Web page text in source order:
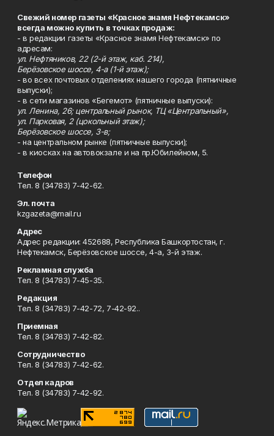
Свежий номер газеты «Красное знамя Нефтекамск»
всегда можно купить в точках продаж:
- в редакции газеты «Красное знамя Нефтекамск» по
адресам:
ул. Нефтяников, 22 (2-й этаж, каб. 214),
Берёзовское шоссе, 4-а (1-й этаж);
- во всех почтовых отделениях нашего города (пятничные
выпуски);
- в сети магазинов «Бегемот» (пятничные выпуски):
ул. Ленина, 26; центральный рынок, ТЦ «Центральный»,
ул. Парковая, 2 (цокольный этаж);
Берёзовское шоссе, 3-в;
- на центральном рынке (пятничные выпуски);
- в киосках на автовокзале и на пр.Юбилейном, 5.
Телефон
Тел. 8 (34783) 7-42-62.
Эл. почта
kzgazeta@mail.ru
Адрес
Адрес редакции: 452688, Республика Башкортостан, г.
Нефтекамск, Берёзовское шоссе, 4-а, 3-й этаж.
Рекламная служба
Тел. 8 (34783) 7-45-35.
Редакция
Тел. 8 (34783) 7-42-72, 7-42-92..
Приемная
Тел. 8 (34783) 7-42-82.
Сотрудничество
Тел. 8 (34783) 7-42-62.
Отдел кадров
Тел. 8 (34783) 7-42-92.